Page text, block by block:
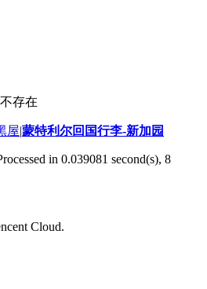
存在
屋|蒙特利尔回国行李-新加园
in 0.039081 second(s), 8
Cloud.